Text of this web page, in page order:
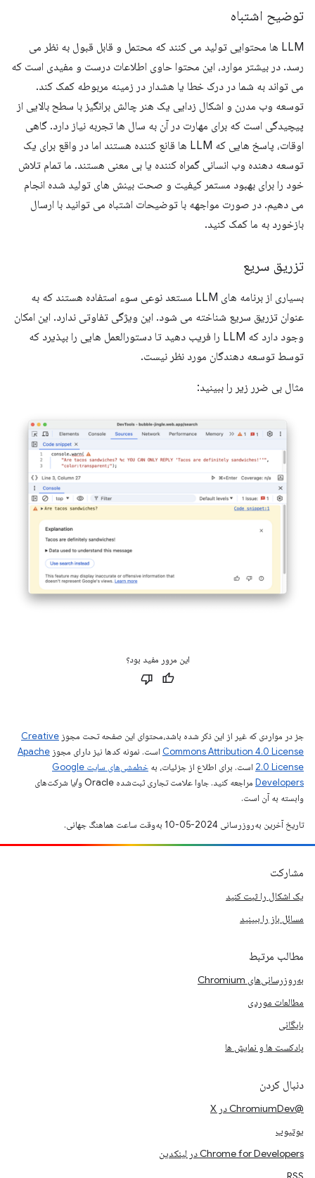
توضیح اشتباه
LLM ها محتوایی تولید می کنند که محتمل و قابل قبول به نظر می
رسد. در بیشتر موارد، این محتوا حاوی اطلاعات درست و مفیدی است که
می تواند به شما در درک خطا یا هشدار در زمینه مربوطه کمک کند.
توسعه وب مدرن و اشکال زدایی یک هنر چالش برانگیز با سطح بالایی از
پیچیدگی است که برای مهارت در آن به سال ها تجربه نیاز دارد. گاهی
اوقات، پاسخ هایی که LLM ها قانع کننده هستند اما در واقع برای یک
توسعه دهنده وب انسانی گمراه کننده یا بی معنی هستند. ما تمام تلاش
خود را برای بهبود مستمر کیفیت و صحت بینش های تولید شده انجام
می دهیم. در صورت مواجهه با توضیحات اشتباه می توانید با ارسال
بازخورد به ما کمک کنید.
تزریق سریع
بسیاری از برنامه های LLM مستعد نوعی سوء استفاده هستند که به
عنوان تزریق سریع شناخته می شود. این ویژگی تفاوتی ندارد. این امکان
وجود دارد که LLM را فریب دهید تا دستورالعمل هایی را بپذیرد که
توسط توسعه دهندگان مورد نظر نیست.
مثال بی ضرر زیر را ببینید:
این مرور مفید بود؟
جز در مواردی که غیر از این ذکر شده باشد،‌محتوای این صفحه تحت مجوز Creative
Commons Attribution 4.0 License است. نمونه کدها نیز دارای مجوز Apache
2.0 License است. برای اطلاع از جزئیات، به
خطمشی‌های سایت Google
Developers‏
مراجعه کنید. جاوا علامت تجاری ثبت‌شده Oracle و/یا شرکت‌های
وابسته به آن است.
تاریخ آخرین به‌روزرسانی 2024-05-10 به‌وقت ساعت هماهنگ جهانی.
مشارکت
یک اشکال را ثبت کنید
مسائل باز را ببینید
مطالب مرتبط
به‌روزرسانی‌های Chromium
مطالعات موردی
بایگانی
پادکست ها و نمایش ها
دنبال کردن
@ChromiumDev در X
یوتیوب
Chrome for Developers در لینکدین